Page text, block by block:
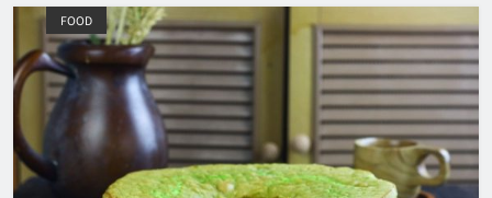
FOOD